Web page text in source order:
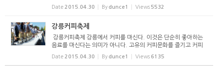
꼽히는 강원유형문화재 제99호 강릉향교(江陵鄕校)는 완벽한 규
모와 기능을 갖춘 유교식 건축물이다. 고려 충선왕 5년(1...
Date 2015.04.30 By dunce1 Views 5532
강릉커피축제
강릉커피축제 강릉에서 커피를 마신다. 이것은 단순히 좋아하는
음료를 마신다는 의미가 아니다. 고유의 커피문화를 즐기고 커피
정서를 느낀다는 의미다. 사람들이 즐겨 찾는 안목바다는 즐비하
게 늘어선 커피 자동판매기로 유명한 곳이다. ...
Date 2015.04.30 By dunce1 Views 6135